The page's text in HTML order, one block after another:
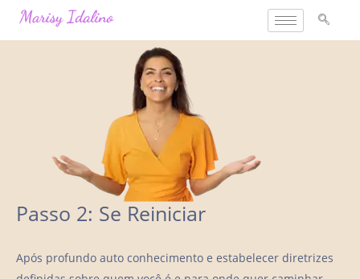
Passo 2: Se Reiniciar
Após profundo auto conhecimento e estabelecer diretrizes